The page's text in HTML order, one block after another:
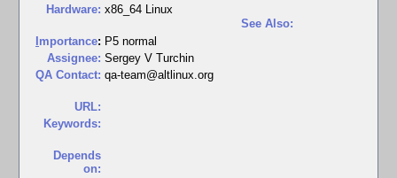
Hardware: x86_64 Linux
mportance: P5 normal
Assignee: Sergey V Turchin
QA Contact: qa-team@altlinux.org
URL:
Keywords:
Depends
on:
See Also: